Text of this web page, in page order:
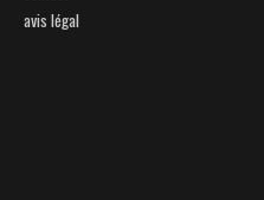
avis légal